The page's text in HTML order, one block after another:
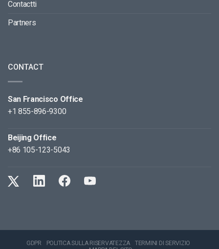
Contactti
Partners
CONTACT
San Francisco Office
+1 855-896-9300
Beijing Office
+86 105-123-5043
GDPR POLITICA SULLA RISERVATEZZA
TERMINI DI SERVIZIO